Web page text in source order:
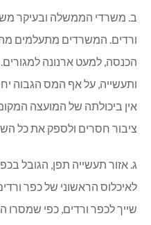
ב. משרדי הממשלה ובעיקר
ורדים. המשרדים מתעלמים
הכנסה, למעט ארנונה
ותעשייה, על אף המס הגבוה
אין ביכולתה של המועצה
ציבור חסרים ולספק את כל
לאיכלוס הראשוני של כפר
שייך לכפר ורדים, כפי שמסרו